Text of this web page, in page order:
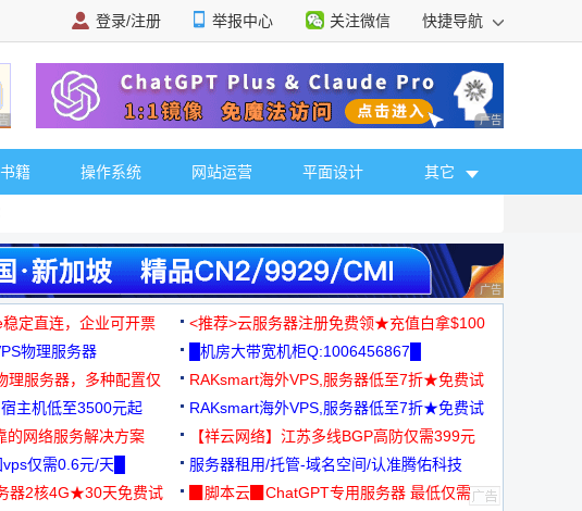
登录/注册 举报中心 关注微信 快捷导航
商业广告，理性选择 广告 商业广告，理
籍 操作系统 网站运营 平面设计 其它
广告 商业广告，理
定直连，企业可开票
<推荐>云服务器注册免费领★充值白拿$100
物理服务器
█机房大带宽机柜Q:1006456867█
理服务器，多种配置仅
RAKsmart海外VPS,服务器低至7折★免费试
用★
主机低至3500元起
RAKsmart海外VPS,服务器低至7折★免费试
用★
的网络服务解决方案
【祥云网络】江苏多线BGP高防仅需399元
仅需0.6元/天█
服务器租用/托管-域名空间/认准腾佑科技
器2核4G★30天免费试
▉脚本云▉ChatGPT专用服务器 最低仅需